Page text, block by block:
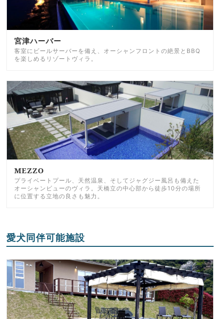
宮津ハーバー
客室にビールサーバーを備え、オーシャンフロントの絶景とBBQ
を楽しめるリゾートヴィラ。
MEZZO
プライベートプール、天然温泉、そしてジャグジー風呂も備えた
オーシャンビューのヴィラ。天橋立の中心部から徒歩10分の場所
に位置する立地の良さも魅力。
愛犬同伴可能施設